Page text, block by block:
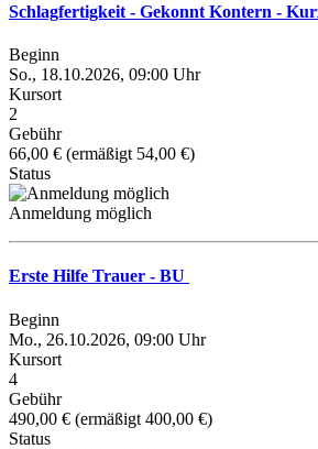
Schlagfertigkeit - Gekonnt Kontern -
Beginn
So., 18.10.2026, 09:00 Uhr
Kursort
2
Gebühr
66,00 € (ermäßigt 54,00 €)
Status
Anmeldung möglich
Erste Hilfe Trauer - BU
Beginn
Mo., 26.10.2026, 09:00 Uhr
Kursort
4
Gebühr
490,00 € (ermäßigt 400,00 €)
Status